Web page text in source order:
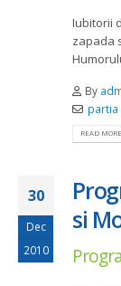
Iubitorii
zapada
By
partia
READ
30
Dec
2010
si